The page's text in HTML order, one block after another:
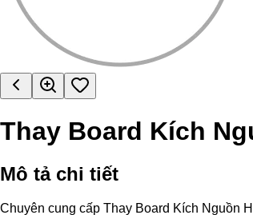
Thay Board Kích
Mô tả chi tiết
Chuyên cung cấp Thay Board Kích Nguồn